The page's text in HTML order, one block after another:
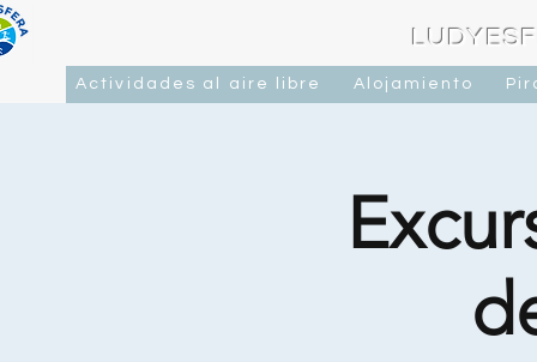
Actividades al aire libre Alojamiento